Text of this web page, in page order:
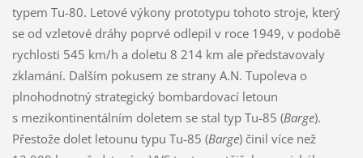
typem Tu-80. Letové výkony prototypu tohoto stroje, který
se od vzletové dráhy poprvé odlepil v roce 1949, v podobě
rychlosti 545 km/h a doletu 8 214 km ale představovaly
zklamání. Dalším pokusem ze strany A.N. Tupoleva o
plnohodnotný strategický bombardovací letoun
s mezikontinentálním doletem se stal typ Tu-85 (Barge).
Přestože dolet letounu typu Tu-85 (Barge) činil více než